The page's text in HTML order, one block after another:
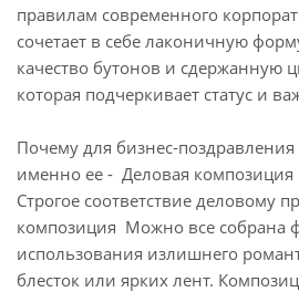
правилам современного
сочетает в себе лаконичную
качество бутонов и сдержанную
которая подчеркивает статус и
Почему для бизнес-
именно ее - Деловая
Строгое соответствие деловому
композиция Можно все собрана
использования излишнего
блесток или ярких лент.